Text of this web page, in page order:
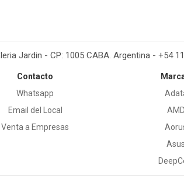
Jardin - CP: 1005 CABA. Argentina - +54
Contacto
Whatsapp
Email del Local
Venta a Empresas
AMD
Asus